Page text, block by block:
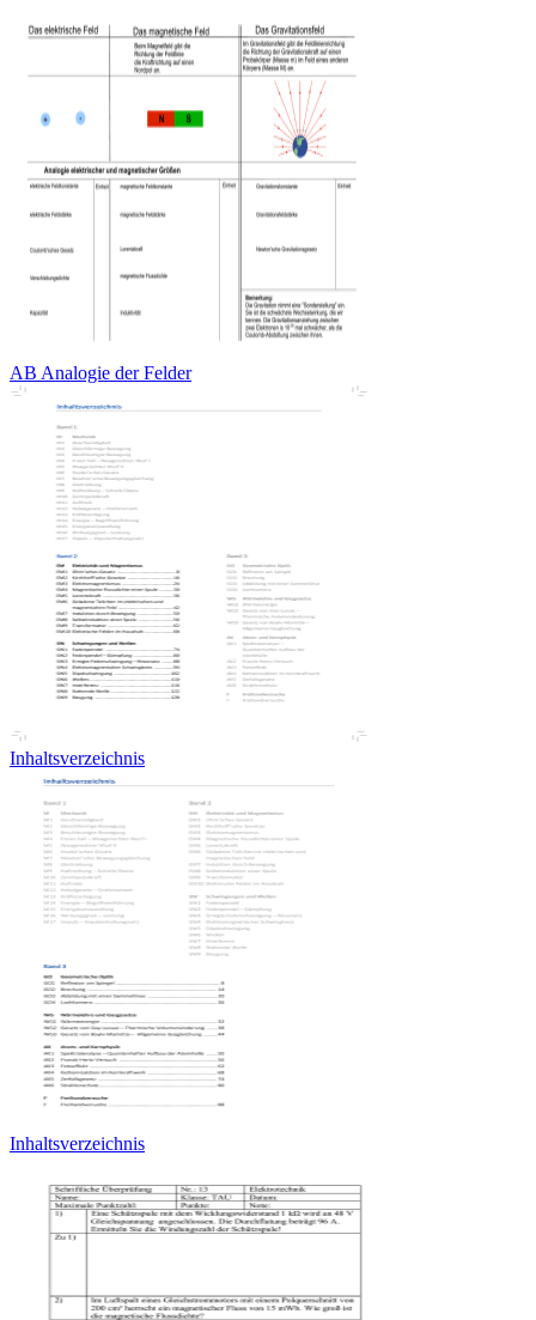
AB Analogie der Felder
Inhaltsverzeichnis
Inhaltsverzeichnis